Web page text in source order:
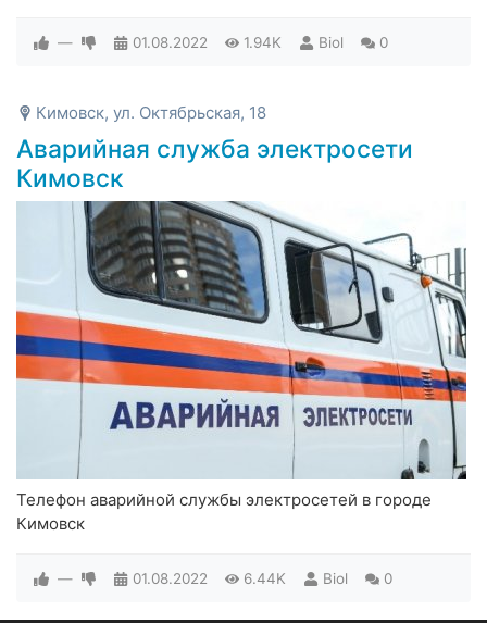
— 01.08.2022 1.94K Biol 0
Кимовск, ул. Октябрьская, 18
Аварийная служба электросети
Кимовск
Телефон аварийной службы электросетей в городе
Кимовск
— 01.08.2022 6.44K Biol 0